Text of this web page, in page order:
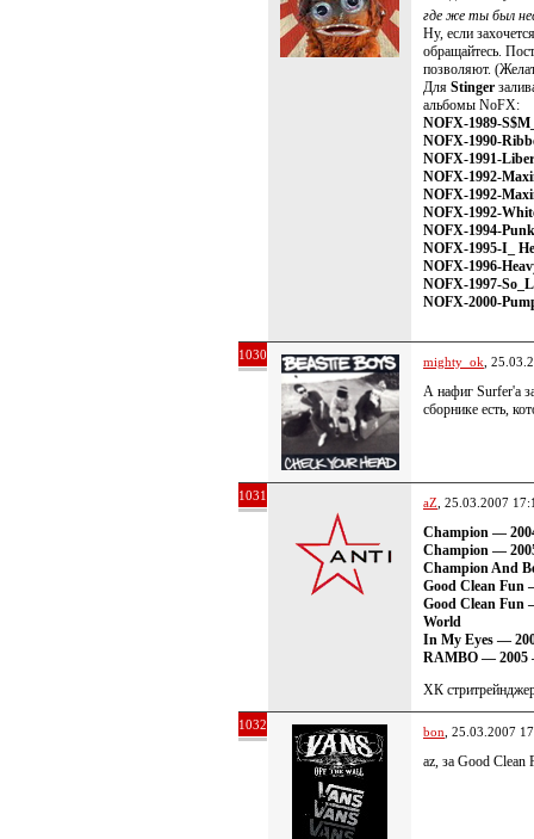
где же ты был
Ну, если
обращайтесь.
позволяют.
Для Stinger
альбомы NoFX:
NOFX-1989-
NOFX-1990-
NOFX-1991-
NOFX-1992-
NOFX-1992-
NOFX-1992-
NOFX-1994-
NOFX-1995-I_
NOFX-1996-
NOFX-1997-
NOFX-2000-
1030 mighty_ok ,
А нафиг Surfer'a
сборнике есть,
1031 aZ , 25.03.2007
Champion —
Champion —
Champion And
Good Clean Fun
Good Clean Fun
World
In My Eyes —
RAMBO —
ХК
1032 bon , 25.03.2007
аz, за Gооd Clеаn